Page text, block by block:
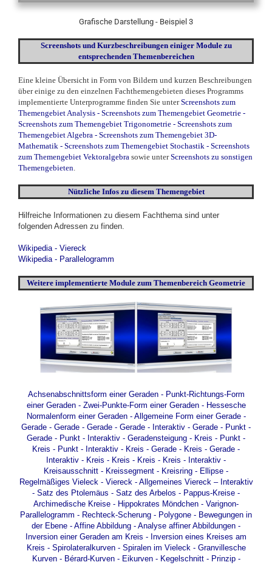
Grafische Darstellung - Beispiel 3
Screenshots und Kurzbeschreibungen einiger Module zu
entsprechenden Themenbereichen
Eine kleine Übersicht in Form von Bildern und kurzen Beschreibungen
über einige zu den einzelnen Fachthemengebieten dieses Programms
implementierte Unterprogramme finden Sie unter Screenshots zum
Themengebiet Analysis - Screenshots zum Themengebiet Geometrie -
Screenshots zum Themengebiet Trigonometrie - Screenshots zum
Themengebiet Algebra - Screenshots zum Themengebiet 3D-
Mathematik - Screenshots zum Themengebiet Stochastik - Screenshots
zum Themengebiet Vektoralgebra sowie unter Screenshots zu sonstigen
Themengebieten.
Nützliche Infos zu diesem Themengebiet
Hilfreiche Informationen zu diesem Fachthema sind unter
folgenden Adressen zu finden.
Wikipedia - Viereck
Wikipedia - Parallelogramm
Weitere implementierte Module zum Themenbereich Geometrie
Achsenabschnittsform einer Geraden- Punkt-Richtungs-Form
einer Geraden- Zwei-Punkte-Form einer Geraden- Hessesche
Normalenform einer Geraden- Allgemeine Form einer Gerade-
Gerade - Gerade - Gerade - Gerade - Interaktiv - Gerade - Punkt -
Gerade - Punkt - Interaktiv - Geradensteigung - Kreis - Punkt -
Kreis - Punkt - Interaktiv - Kreis - Gerade - Kreis - Gerade -
Interaktiv - Kreis - Kreis - Kreis - Kreis - Interaktiv -
Kreisausschnitt - Kreissegment - Kreisring - Ellipse -
Regelmäßiges Vieleck- Viereck- Allgemeines Viereck – Interaktiv
- Satz des Ptolemäus - Satz des Arbelos - Pappus-Kreise -
Archimedische Kreise - Hippokrates Möndchen - Varignon-
Parallelogramm - Rechteck-Scherung - Polygone - Bewegungen in
der Ebene - Affine Abbildung - Analyse affiner Abbildungen -
Inversion einer Geraden am Kreis - Inversion eines Kreises am
Kreis - Spirolateralkurven- Spiralen im Vieleck- Granvillesche
Kurven- Bérard-Kurven- Eikurven- Kegelschnitt - Prinzip-